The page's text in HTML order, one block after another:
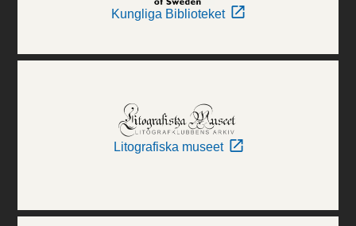
Kungliga Biblioteket
Litografiska museet